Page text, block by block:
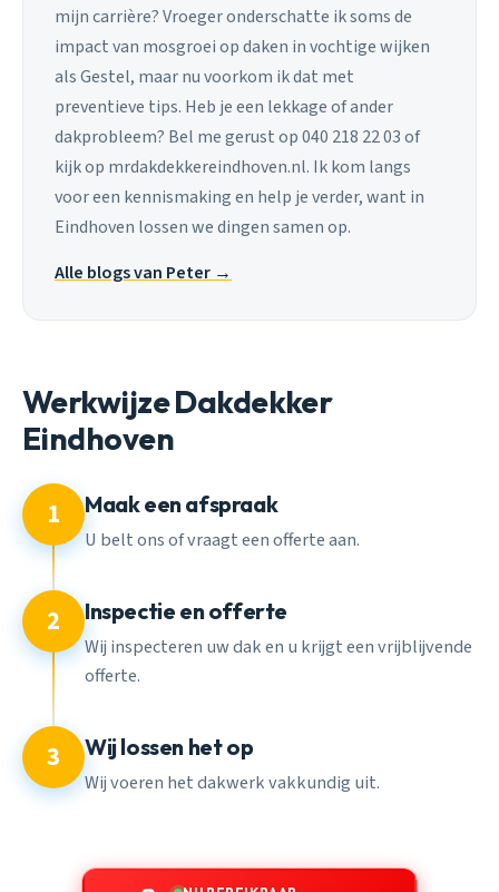
mijn carrière? Vroeger onderschatte ik soms de
impact van mosgroei op daken in vochtige wijken
als Gestel, maar nu voorkom ik dat met
preventieve tips. Heb je een lekkage of ander
dakprobleem? Bel me gerust op 040 218 22 03 of
kijk op mrdakdekkereindhoven.nl. Ik kom langs
voor een kennismaking en help je verder, want in
Eindhoven lossen we dingen samen op.
Alle blogs van Peter →
Werkwijze Dakdekker
Eindhoven
1 Maak een afspraak
U belt ons of vraagt een offerte aan.
2 Inspectie en offerte
Wij inspecteren uw dak en u krijgt een vrijblijvende
offerte.
3 Wij lossen het op
Wij voeren het dakwerk vakkundig uit.